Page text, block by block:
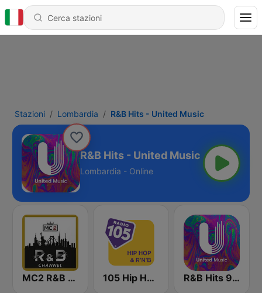
Stazioni Lombardia R&B Hits - United Music
R&B Hits - United Music
Lombardia - Online
MC2 R&B Channel 105 Hip Hop & R&B R&B Hits 90 - United Music